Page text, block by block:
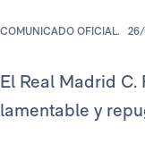
COMUNICADO OFICIAL. 26/
El Real Madrid
lamentable y